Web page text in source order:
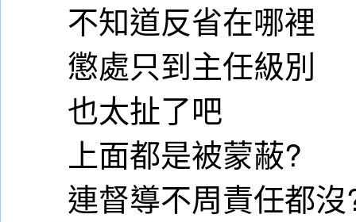
不知道反省在哪裡
懲處只到主任級別
也太扯了吧
上面都是被蒙蔽?
連督導不周責任都沒